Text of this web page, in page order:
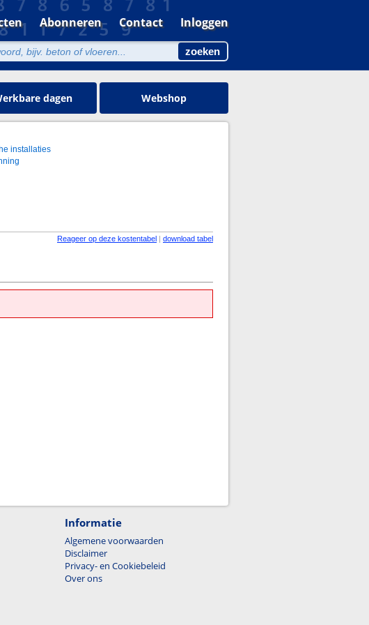
Abonneren Contact Inloggen
dagen Webshop
installaties
Reageer op deze kostentabel | download tabel
Informatie
Algemene voorwaarden
Disclaimer
Privacy- en Cookiebeleid
Over ons